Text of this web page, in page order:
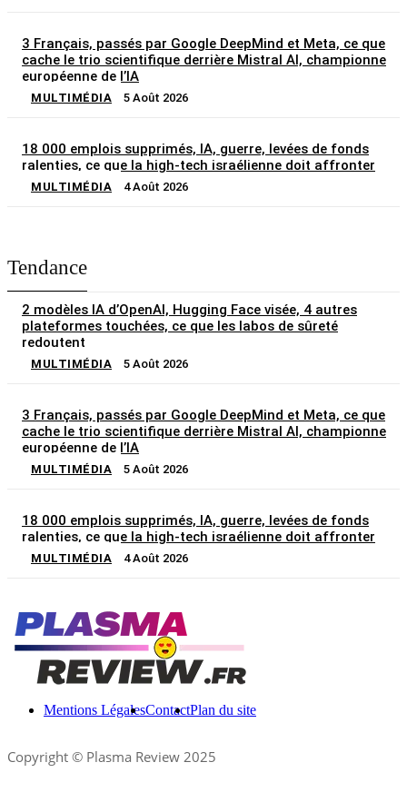
3 Français, passés par Google DeepMind et Meta, ce que
cache le trio scientifique derrière Mistral AI, championne
européenne de l’IA
MULTIMÉDIA 5 Août 2026
18 000 emplois supprimés, IA, guerre, levées de fonds
ralenties, ce que la high-tech israélienne doit affronter
MULTIMÉDIA 4 Août 2026
Tendance
2 modèles IA d’OpenAI, Hugging Face visée, 4 autres
plateformes touchées, ce que les labos de sûreté
redoutent
MULTIMÉDIA 5 Août 2026
3 Français, passés par Google DeepMind et Meta, ce que
cache le trio scientifique derrière Mistral AI, championne
européenne de l’IA
MULTIMÉDIA 5 Août 2026
18 000 emplois supprimés, IA, guerre, levées de fonds
ralenties, ce que la high-tech israélienne doit affronter
MULTIMÉDIA 4 Août 2026
Mentions LégalesContactPlan du site
Copyright © Plasma Review 2025